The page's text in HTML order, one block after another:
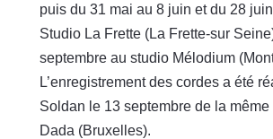
puis du 31 mai au 8 juin et du 28
Studio La Frette (La Frette-sur
septembre au studio Mélodium
L’enregistrement des cordes a été
Soldan le 13 septembre de la
Dada (Bruxelles).